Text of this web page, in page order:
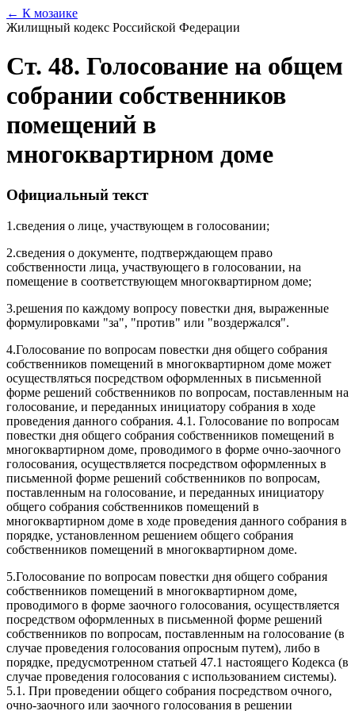
← К мозаике
Жилищный кодекс Российской Федерации
Ст. 48. Голосование на общем
собрании собственников
помещений в
многоквартирном доме
Официальный текст
1.сведения о лице, участвующем в голосовании;
2.сведения о документе, подтверждающем право
собственности лица, участвующего в голосовании, на
помещение в соответствующем многоквартирном доме;
3.решения по каждому вопросу повестки дня, выраженные
формулировками "за", "против" или "воздержался".
4.Голосование по вопросам повестки дня общего собрания
собственников помещений в многоквартирном доме может
осуществляться посредством оформленных в письменной
форме решений собственников по вопросам, поставленным на
голосование, и переданных инициатору собрания в ходе
проведения данного собрания. 4.1. Голосование по вопросам
повестки дня общего собрания собственников помещений в
многоквартирном доме, проводимого в форме очно-заочного
голосования, осуществляется посредством оформленных в
письменной форме решений собственников по вопросам,
поставленным на голосование, и переданных инициатору
общего собрания собственников помещений в
многоквартирном доме в ходе проведения данного собрания в
порядке, установленном решением общего собрания
собственников помещений в многоквартирном доме.
5.Голосование по вопросам повестки дня общего собрания
собственников помещений в многоквартирном доме,
проводимого в форме заочного голосования, осуществляется
посредством оформленных в письменной форме решений
собственников по вопросам, поставленным на голосование (в
случае проведения голосования опросным путем), либо в
порядке, предусмотренном статьей 47.1 настоящего Кодекса (в
случае проведения голосования с использованием системы).
5.1. При проведении общего собрания посредством очного,
очно-заочного или заочного голосования в решении